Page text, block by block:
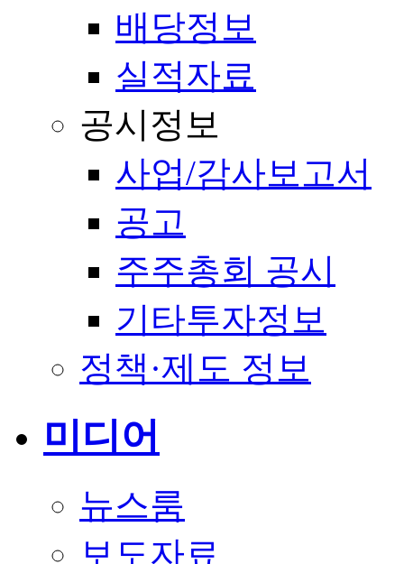
배당정보
실적자료
공시정보
사업/감사보고서
공고
주주총회 공시
기타투자정보
정책·제도 정보
미디어
뉴스룸
보도자료